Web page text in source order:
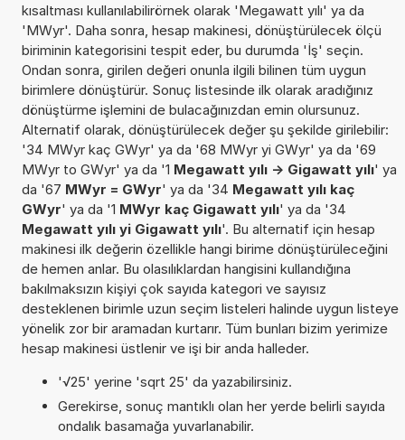
kısaltması kullanılabilirörnek olarak 'Megawatt yılı' ya da
'MWyr'. Daha sonra, hesap makinesi, dönüştürülecek ölçü
biriminin kategorisini tespit eder, bu durumda 'İş' seçin.
Ondan sonra, girilen değeri onunla ilgili bilinen tüm uygun
birimlere dönüştürür. Sonuç listesinde ilk olarak aradığınız
dönüştürme işlemini de bulacağınızdan emin olursunuz.
Alternatif olarak, dönüştürülecek değer şu şekilde girilebilir:
'34 MWyr kaç GWyr' ya da '68 MWyr yi GWyr' ya da '69
MWyr to GWyr' ya da '1 Megawatt yılı -> Gigawatt yılı' ya
da '67 MWyr = GWyr' ya da '34 Megawatt yılı kaç
GWyr' ya da '1 MWyr kaç Gigawatt yılı' ya da '34
Megawatt yılı yi Gigawatt yılı'. Bu alternatif için hesap
makinesi ilk değerin özellikle hangi birime dönüştürüleceğini
de hemen anlar. Bu olasılıklardan hangisini kullandığına
bakılmaksızın kişiyi çok sayıda kategori ve sayısız
desteklenen birimle uzun seçim listeleri halinde uygun listeye
yönelik zor bir aramadan kurtarır. Tüm bunları bizim yerimize
hesap makinesi üstlenir ve işi bir anda halleder.
'√25' yerine 'sqrt 25' da yazabilirsiniz.
Gerekirse, sonuç mantıklı olan her yerde belirli sayıda
ondalık basamağa yuvarlanabilir.